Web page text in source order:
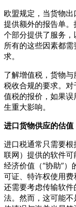
欧盟规定，当货物
提供额外的报告单
个部分提供了服务，
所有的这些因素都
求。
了解增值税，货物
税收合规的要求。
值税的报价，如果
生重大影响。
进口货物供应的估值
进口税通常只需要
联网）提供的软件
经济价值（“协助”
可证、特许权使用费
还需要考虑传输软
法。然而，这可能